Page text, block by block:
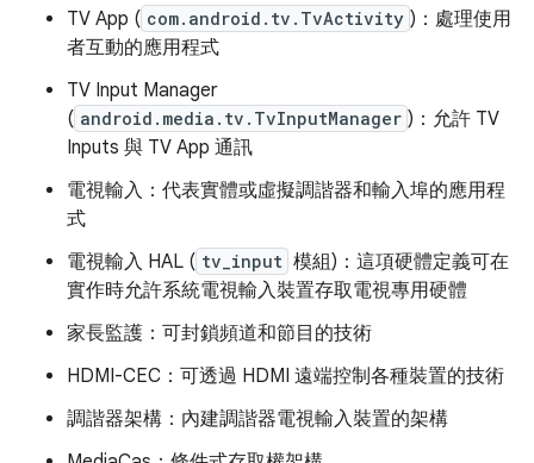
TV App ( com.android.tv.TvActivity )：處理使用
者互動的應用程式
TV Input Manager
( android.media.tv.TvInputManager )：允許 TV
Inputs 與 TV App 通訊
電視輸入：代表實體或虛擬調諧器和輸入埠的應用程
式
電視輸入 HAL ( tv_input 模組)：這項硬體定義可在
實作時允許系統電視輸入裝置存取電視專用硬體
家長監護：可封鎖頻道和節目的技術
HDMI-CEC：可透過 HDMI 遠端控制各種裝置的技術
調諧器架構：內建調諧器電視輸入裝置的架構